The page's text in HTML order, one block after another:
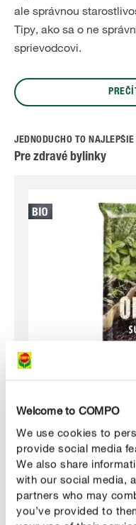
Welcome to COMPO
We use cookies to
provide social media
We also share
with our social media,
partners who may
you’ve provided to
ale správnou
Tipy, ako sa o ne
sprievodcovi.
JEDNODUCHO TO NAJLEPŠIE
Pre zdravé bylinky
COMPO ORGANIC